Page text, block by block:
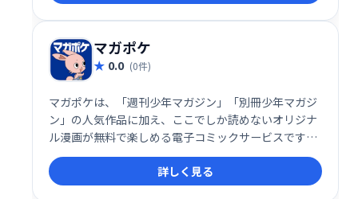
マガポケ
0.0 (0件)
マガポケは、「週刊少年マガジン」「別冊少年マガジ
ン」の人気作品に加え、ここでしか読めないオリジナ
ル漫画が無料で楽しめる電子コミックサービスです。
話題作から名作まで幅広くラインナップ！ いつでもど
こでも、お気に入りの漫画を快適にお楽しみいただけ
ます。
詳しく見る